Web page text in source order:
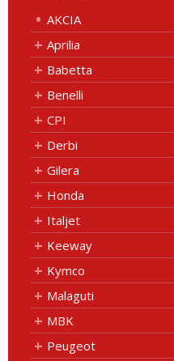
AKCIA
Aprilia
Babetta
Benelli
CPI
Derbi
Gilera
Honda
Italjet
Keeway
Kymco
Malaguti
MBK
Peugeot